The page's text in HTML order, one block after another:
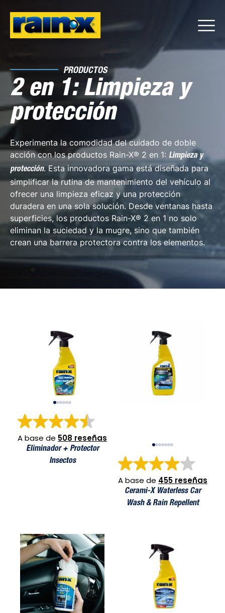
PRODUCTOS
2 en 1: Limpieza y
protección
Experimenta la comodidad del cuidado de doble
acción con los productos Rain-X® 2 en 1: Limpieza y
protección. Esta innovadora gama está diseñada para
simplificar la rutina de mantenimiento del vehículo al
ofrecer una limpieza eficaz y una protección
duradera en una sola solución. Desde ventanas hasta
superficies, los productos Rain-X® 2 en 1 no solo
eliminan la suciedad y la mugre, sino que también
crean una barrera protectora contra los elementos.
A base de 508 reseñas
Eliminador + Protector
Insectos
A base de 455 reseñas
Cerami-X Waterless Car
Wash & Rain Repellent
Cristales + Repelente de Lluvia
Toallitas 2-en-1 Limpia Cristales + Repelente de Lluvia
Toallitas 2-en-1 Limpia Cristales +
Descongelador Parabrisas + Anti Lluvia